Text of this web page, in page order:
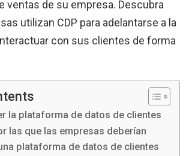
ventas de su empresa. Descubra
utilizan CDP para adelantarse a la
con sus clientes de forma
la plataforma de datos de clientes
las que las empresas deberían
plataforma de datos de clientes